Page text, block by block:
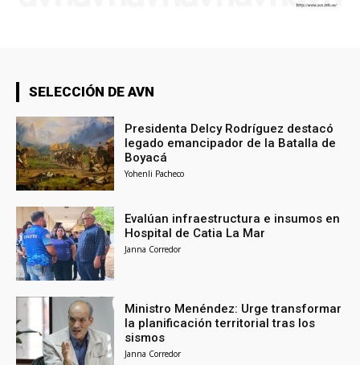
SELECCIÓN DE AVN
Presidenta Delcy Rodríguez destacó
legado emancipador de la Batalla de
Boyacá
Yohenli Pacheco
Evalúan infraestructura e insumos en
Hospital de Catia La Mar
Janna Corredor
Ministro Menéndez: Urge transformar
la planificación territorial tras los
sismos
Janna Corredor